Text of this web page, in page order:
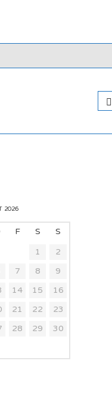
2026
F S
S
1
2
7 8
9
14 15
16
21 22
23
28 29
30